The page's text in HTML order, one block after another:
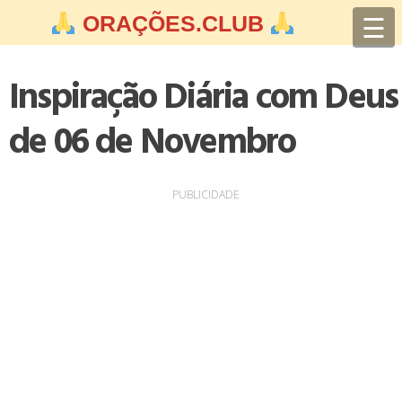
ORAÇÕES.CLUB ☰
Inspiração Diária com Deus
de 06 de Novembro
PUBLICIDADE